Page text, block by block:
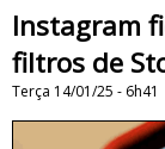
Instagram
filtros de
Terça 14/01/25 - 6h41